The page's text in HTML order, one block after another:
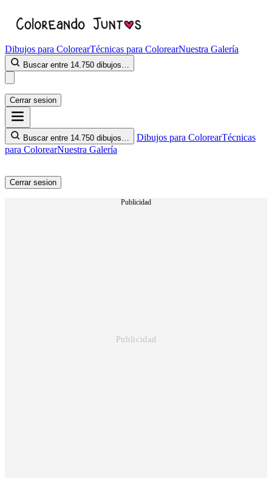
Dibujos para ColorearTécnicas para ColorearNuestra Galería
Buscar entre 14.750 dibujos…
Cerrar sesion
Buscar entre 14.750 dibujos… Dibujos para ColorearTécnicas
para ColorearNuestra Galería
Cerrar sesion
Publicidad